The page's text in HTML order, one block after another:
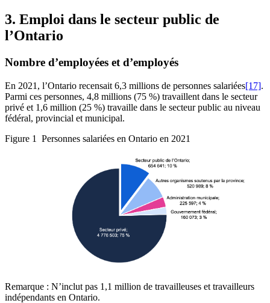
3. Emploi dans le secteur public de
l’Ontario
Nombre d’employées et d’employés
En 2021, l’Ontario recensait 6,3 millions de personnes salariées[17].
Parmi ces personnes, 4,8 millions (75 %) travaillent dans le secteur
privé et 1,6 million (25 %) travaille dans le secteur public au niveau
fédéral, provincial et municipal.
Figure 1
Personnes salariées en Ontario en 2021
Remarque : N’inclut pas 1,1 million de travailleuses et travailleurs
indépendants en Ontario.